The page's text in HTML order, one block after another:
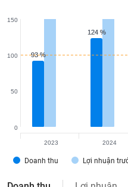
93 %
93 %
124 %
124 %
Doanh thu Lợi nhuận
0
50
100
150
2023 2024